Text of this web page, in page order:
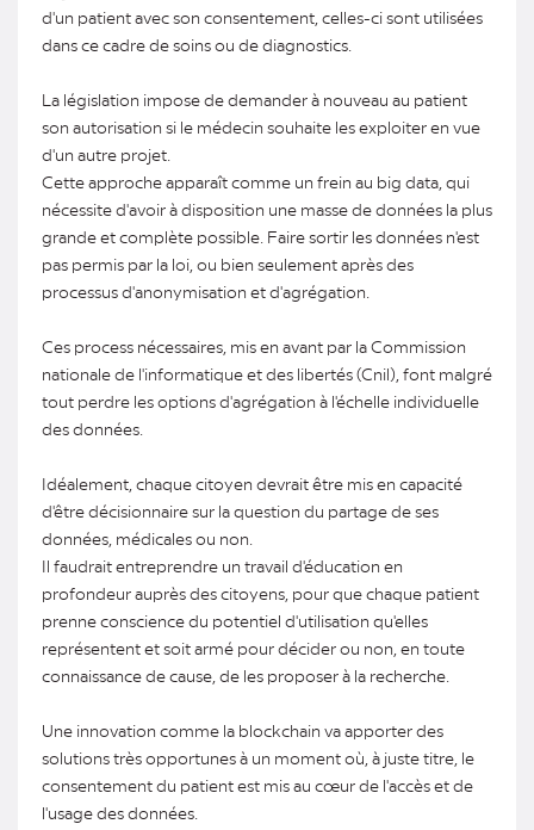
d'un patient avec son consentement, celles-ci sont utilisées
dans ce cadre de soins ou de diagnostics.
La législation impose de demander à nouveau au patient
son autorisation si le médecin souhaite les exploiter en vue
d'un autre projet.
Cette approche apparaît comme un frein au big data, qui
nécessite d'avoir à disposition une masse de données la plus
grande et complète possible. Faire sortir les données n'est
pas permis par la loi, ou bien seulement après des
processus d'anonymisation et d'agrégation.
Ces process nécessaires, mis en avant par la Commission
nationale de l'informatique et des libertés (Cnil), font malgré
tout perdre les options d'agrégation à l'échelle individuelle
des données.
Idéalement, chaque citoyen devrait être mis en capacité
d'être décisionnaire sur la question du partage de ses
données, médicales ou non.
Il faudrait entreprendre un travail d'éducation en
profondeur auprès des citoyens, pour que chaque patient
prenne conscience du potentiel d'utilisation qu'elles
représentent et soit armé pour décider ou non, en toute
connaissance de cause, de les proposer à la recherche.
Une innovation comme la blockchain va apporter des
solutions très opportunes à un moment où, à juste titre, le
consentement du patient est mis au cœur de l'accès et de
l'usage des données.